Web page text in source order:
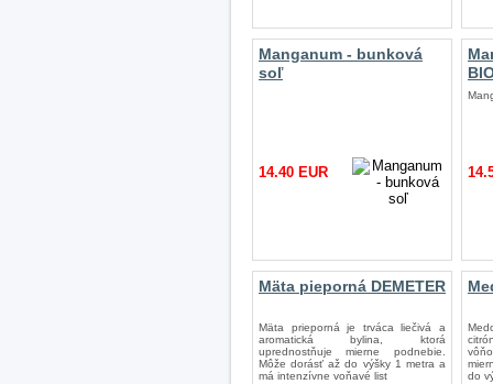
Manganum - bunková
soľ
14.40 EUR
Mäta pieporná DEMETER
Mäta prieporná je trváca liečivá a
aromatická bylina, ktorá
uprednostňuje mierne podnebie.
Môže dorásť až do výšky 1 metra a
má intenzívne voňavé list
do